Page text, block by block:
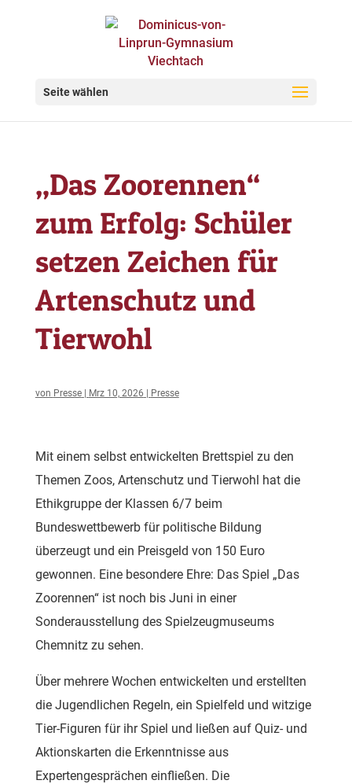
Seite wählen
„Das Zoorennen“
zum Erfolg: Schüler
setzen Zeichen für
Artenschutz und
Tierwohl
von Presse| Mrz 10, 2026 Presse
Mit einem selbst entwickelten Brettspiel zu den
Themen Zoos, Artenschutz und Tierwohl hat die
Ethikgruppe der Klassen 6/7 beim
Bundeswettbewerb für politische Bildung
überzeugt und ein Preisgeld von 150 Euro
gewonnen. Eine besondere Ehre: Das Spiel „Das
Zoorennen“ ist noch bis Juni in einer
Sonderausstellung des Spielzeugmuseums
Chemnitz zu sehen.
Über mehrere Wochen entwickelten und erstellten
die Jugendlichen Regeln, ein Spielfeld und witzige
Tier-Figuren für ihr Spiel und ließen auf Quiz- und
Aktionskarten die Erkenntnisse aus
Expertengesprächen einfließen. Die